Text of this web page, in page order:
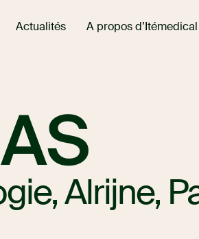
Actualités A propos d’Itémedical
Alrijne,